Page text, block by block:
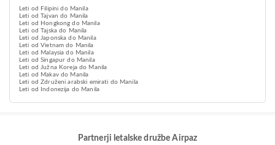
Leti od Filipini do Manila
Leti od Tajvan do Manila
Leti od Hongkong do Manila
Leti od Tajska do Manila
Leti od Japonska do Manila
Leti od Vietnam do Manila
Leti od Malaysia do Manila
Leti od Singapur do Manila
Leti od Južna Koreja do Manila
Leti od Makav do Manila
Leti od Združeni arabski emirati do Manila
Leti od Indonezija do Manila
Partnerji letalske družbe Airpaz